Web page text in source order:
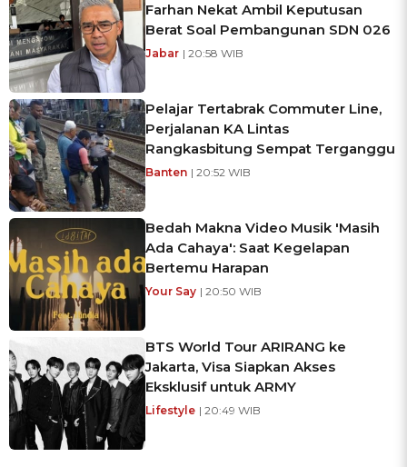
Farhan Nekat Ambil Keputusan
Berat Soal Pembangunan SDN 026
Jabar | 20:58 WIB
Pelajar Tertabrak Commuter Line,
Perjalanan KA Lintas
Rangkasbitung Sempat Terganggu
Banten | 20:52 WIB
Bedah Makna Video Musik 'Masih
Ada Cahaya': Saat Kegelapan
Bertemu Harapan
Your Say | 20:50 WIB
BTS World Tour ARIRANG ke
Jakarta, Visa Siapkan Akses
Eksklusif untuk ARMY
Lifestyle | 20:49 WIB